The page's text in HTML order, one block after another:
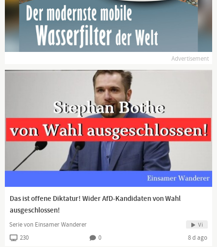
Advertisement
Das ist offene Diktatur! Wider AfD-Kandidaten von Wahl
ausgeschlossen!
Serie von Einsamer Wanderer Vi
230 0 8 d ago